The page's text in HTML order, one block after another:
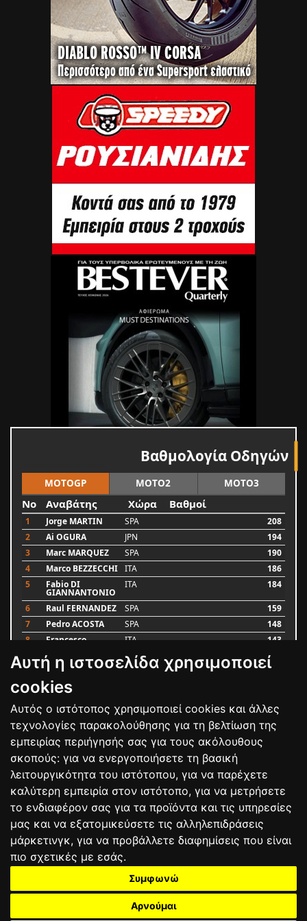
Αυτή η ιστοσελίδα χρησιμοποιεί
cookies
Αυτός ο ιστότοπος χρησιμοποιεί cookies και άλλες
τεχνολογίες παρακολούθησης για τη βελτίωση της
εμπειρίας περιήγησής σας για τους ακόλουθους
σκοπούς: για να ενεργοποιήσετε τη βασική
λειτουργικότητα του ιστότοπου, για να παρέχετε
καλύτερη εμπειρία στον ιστότοπο, για να μετρήσετε
το ενδιαφέρον σας για τα προϊόντα και τις υπηρεσίες
μας και να εξατομικεύσετε τις αλληλεπιδράσεις
μάρκετινγκ, για να προβάλλετε διαφημίσεις που είναι
πιο σχετικές με εσάς.
Συμφωνώ
Αρνούμαι
Βαθμολογία Οδηγών
MOTOGP MOTO2 MOTO3
No Αναβάτης Χώρα Βαθμοί
1 Jorge MARTIN SPA
208
2
Ai OGURA JPN
194
3
Marc MARQUEZ SPA
190
4
Marco BEZZECCHI ITA
186
5
Fabio DI
GIANNANTONIO
ITA 184
6 Raul FERNANDEZ SPA
159
7
Pedro ACOSTA SPA
148
8
Francesco ITA 143
9 Alex MARQUEZ SPA
Luca MARINI
Bαθμολογία
ΟΡΟΙ ΧΡΗΣΗΣΠΟΛΙΤΙΚΗ ΠΡΟΣΤΑΣΙΑΣ
ΑΓΩΝΕΣΑΠΟΤΕΛΕΣΜΑΤΑΑΓΟΡΑ